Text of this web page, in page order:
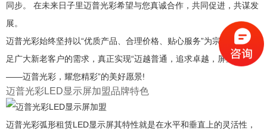
同步。 在未来日子里迈普光彩希望与您真诚合作，共同促进，共谋发
展。
迈普光彩始终坚持以“优质产品、合理价格、贴心服务”为宗旨，以满
足广大新老客户的需求，真正实现“迈越普通，追求卓越，屏显光彩
——迈普光彩，耀您精彩”的美好愿景!
迈普光彩LED显示屏加盟品牌特色
迈普光彩弧形租赁LED显示屏其特性就是在水平和垂直上的灵活性，